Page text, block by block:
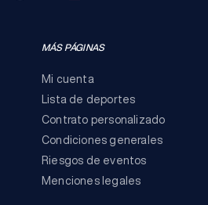
MÁS PÁGINAS
Mi cuenta
Lista de deportes
Contrato personalizado
Condiciones generales
Riesgos de eventos
Menciones legales